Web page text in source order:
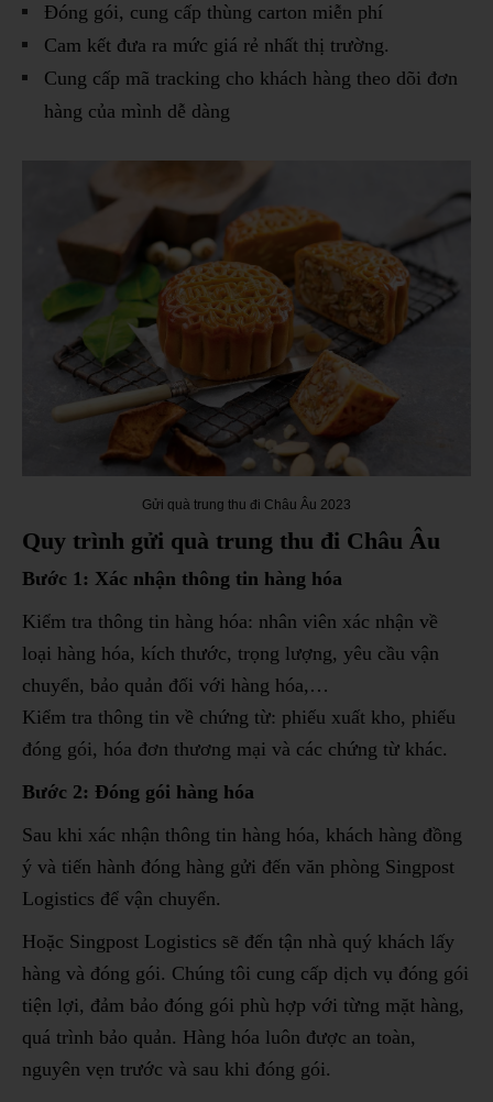
Đóng gói, cung cấp thùng carton miễn phí
Cam kết đưa ra mức giá rẻ nhất thị trường.
Cung cấp mã tracking cho khách hàng theo dõi đơn
hàng của mình dễ dàng
Gửi quà trung thu đi Châu Âu 2023
Quy trình gửi quà trung thu đi Châu Âu
Bước 1: Xác nhận thông tin hàng hóa
Kiểm tra thông tin hàng hóa: nhân viên xác nhận về
loại hàng hóa, kích thước, trọng lượng, yêu cầu vận
chuyển, bảo quản đối với hàng hóa,…
Kiểm tra thông tin về chứng từ: phiếu xuất kho, phiếu
đóng gói, hóa đơn thương mại và các chứng từ khác.
Bước 2: Đóng gói hàng hóa
Sau khi xác nhận thông tin hàng hóa, khách hàng đồng
ý và tiến hành đóng hàng gửi đến văn phòng Singpost
Logistics để vận chuyển.
Hoặc Singpost Logistics sẽ đến tận nhà quý khách lấy
hàng và đóng gói. Chúng tôi cung cấp dịch vụ đóng gói
tiện lợi, đảm bảo đóng gói phù hợp với từng mặt hàng,
quá trình bảo quản. Hàng hóa luôn được an toàn,
nguyên vẹn trước và sau khi đóng gói.